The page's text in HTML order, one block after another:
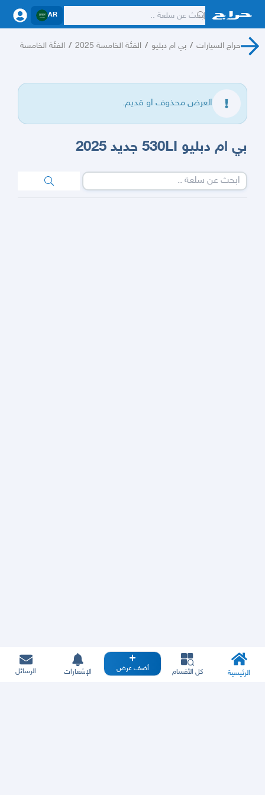
AR
حراج السيارات / بي ام دبليو / الفئة الخامسة 2025 / الفئة الخامسة
العرض محذوف او قديم.
بي ام دبليو 530LI جديد 2025
الرئيسية كل الأقسام أضف عرض الإشعارات الرسائل